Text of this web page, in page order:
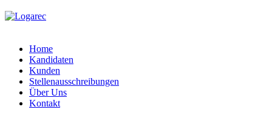
Home
Kandidaten
Kunden
Stellenausschreibungen
Über Uns
Kontakt